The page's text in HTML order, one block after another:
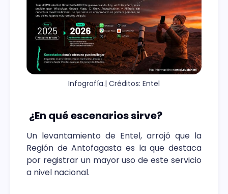
Infografía.| Créditos: Entel
¿En qué escenarios sirve?
Un levantamiento de Entel, arrojó que la
Región de Antofagasta es la que destaca
por registrar un mayor uso de este servicio
a nivel nacional.